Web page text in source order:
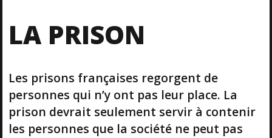
LA PRISON
Les prisons françaises regorgent de
personnes qui n’y ont pas leur place. La
prison devrait seulement servir à contenir
les personnes que la société ne peut pas